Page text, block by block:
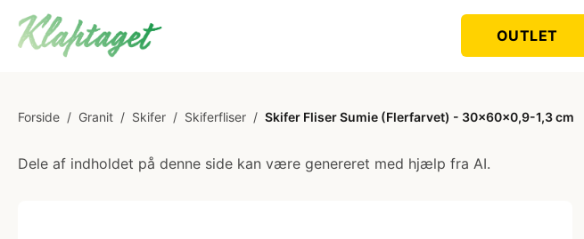
OUTLET
Forside / Granit / Skifer / Skiferfliser / Skifer Fliser Sumie (Flerfarvet) - 30x60x0,9-1,3 cm
Dele af indholdet på denne side kan være genereret med hjælp fra AI.